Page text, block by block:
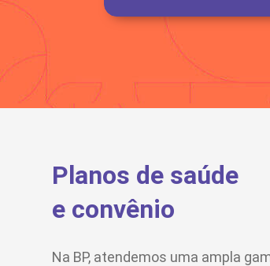
Planos de saúde
e convênio
Na BP, atendemos uma ampla